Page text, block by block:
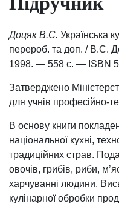
Доцяк В.С. Українська
перероб. та доп. / В.С.
1998. — 558 с. — ISВN
Затверджено
для учнів професійно-
В основу книги
національної кухні,
традиційних страв.
овочів, грибів, риби,
харчуванні людини.
кулінарної обробки